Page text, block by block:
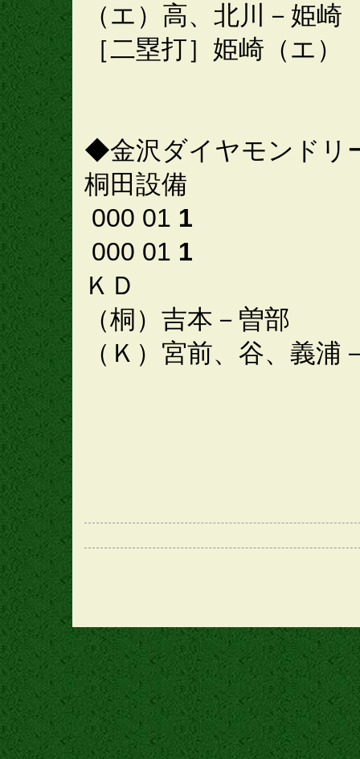
（エ）高、北川－姫崎
［二塁打］姫崎（エ）
◆金沢ダイヤモンド
桐田設備
000 01 1
000 01 1
ＫＤ
（桐）吉本－曽部
（Ｋ）宮前、谷、義浦